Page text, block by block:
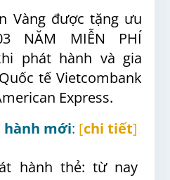
Vàng được tặng ưu
NĂM MIỄN PHÍ
phát hành và gia
tế Vietcombank
Express.
hành mới: [chi tiết]
hành thẻ: từ nay